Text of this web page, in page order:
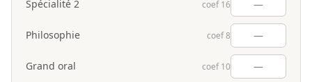
Spécialité 2 coef 16
Philosophie coef 8
Grand oral coef 10